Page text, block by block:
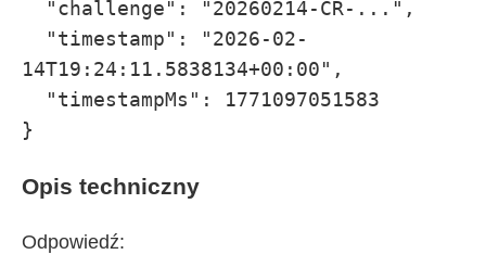
14T19:24:11.5838134+00:00",
}
Opis techniczny
Odpowiedź: